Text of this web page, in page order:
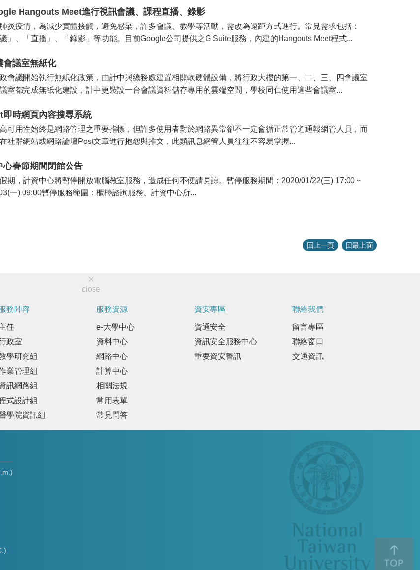
Hangouts Meet進行視訊會議、課程直播、錄影
炎疫情，為減少實體接觸，避免感染，許多會議、教學等活動，需改為遠距方式進行。常見需求包括：
議」、「直播」、「錄影」等功能。目前Google公司提供之G Suite服務，內建的Hangouts Meet程式...
會議室無紙化
會議開始執行無紙化政策，由計中與總務處建置相關軟硬體設備，將行政大樓的第一、二、三、四會議室
室都完成無紙化建設，計中更裝設一台會議資料儲存專用的雲端空間，學校同仁使用這些會議室...
時網頁內容搜尋系統
可用性始終是網路管理之重要指標，但許多使用者對於網路異常卻不一定會循正常管道通報網管人員，而
社群網站或網路論壇Post文章進行抱怨與推文，此類訊息網管人員往往不容易掌握...
心春節期間閉館公告
期，計資中心將暫停開放電腦教室服務，造成任何不便請見諒。暫停服務期間：2020/01/22(三) 17:00 ~
一) 09:00暫停服務範圍：櫃檯諮詢服務、計資中心所...
回上一頁 回最上面
close
服務陣容
任
政室
學研究組
業管理組
訊網路組
式設計組
學院資訊組
服務資源
e-大學中心
資料中心
網路中心
計算中心
相關法規
常用表單
常見問答
資安專區
資通安全
資訊安全服務中心
重要資安警訊
聯絡我們
留言專區
聯絡窗口
交通資訊